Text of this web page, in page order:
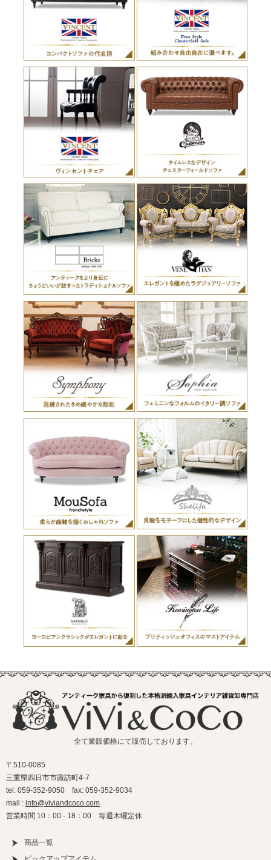
全て業販価格にて販売しております。
〒510-0085
三重県四日市市諏訪町4-7
tel: 059-352-9050 fax: 059-352-9034
mail : info@viviandcoco.com
営業時間 10：00 - 18：00 毎週木曜定休
商品一覧